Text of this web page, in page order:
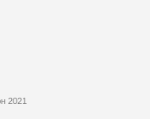
2021